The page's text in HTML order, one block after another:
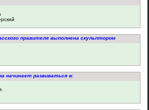
правителя выполнена скульптором
начинает развиваться в: